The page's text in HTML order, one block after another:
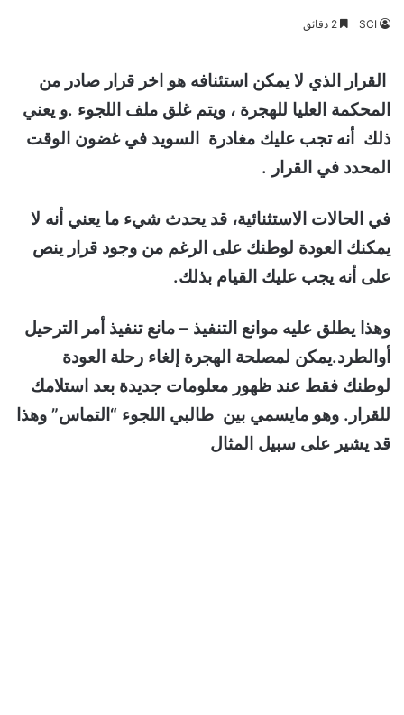
SCI
القرار الذي لا يمكن استئنافه هو اخر قرار صادر من
المحكمة العليا للهجرة ، ويتم غلق ملف اللجوء .و يعني
ذلك أنه تجب عليك مغادرة السويد في غضون الوقت
المحدد في القرار .
في الحالات الاستثنائية، قد يحدث شيء ما يعني أنه لا
يمكنك العودة لوطنك على الرغم من وجود قرار ينص
على أنه يجب عليك القيام بذلك.
وهذا يطلق عليه موانع التنفيذ – مانع تنفيذ أمر الترحيل
أوالطرد.يمكن لمصلحة الهجرة إلغاء رحلة العودة
لوطنك فقط عند ظهور معلومات جديدة بعد استلامك
للقرار. وهو مايسمي بين طالبي اللجوء “التماس” وهذا
قد يشير على سبيل المثال